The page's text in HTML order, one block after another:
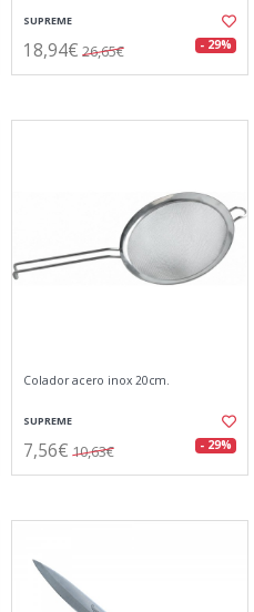
SUPREME
18,94€ 26,65€ - 29%
Colador acero inox 20cm.
SUPREME
7,56€ 10,63€ - 29%